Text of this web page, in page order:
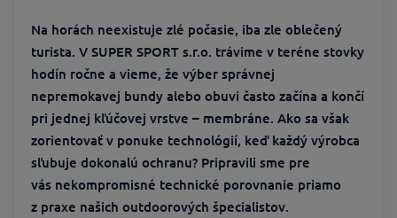
Na horách neexistuje zlé počasie, iba zle oblečený
turista. V SUPER SPORT s.r.o. trávime v teréne stovky
hodín ročne a vieme, že výber správnej
nepremokavej bundy alebo obuvi často začína a končí
pri jednej kľúčovej vrstve – membráne. Ako sa však
zorientovať v ponuke technológií, keď každý výrobca
sľubuje dokonalú ochranu? Pripravili sme pre
vás nekompromisné technické porovnanie priamo
z praxe našich outdoorových špecialistov.